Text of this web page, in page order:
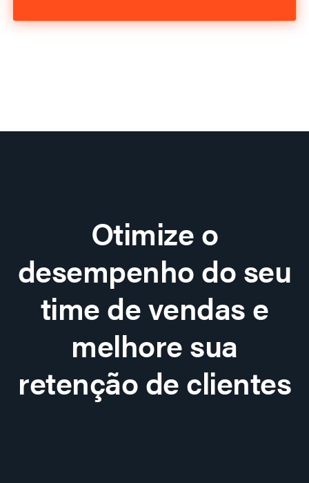
Otimize o
desempenho do seu
time de vendas e
melhore sua
retenção de clientes